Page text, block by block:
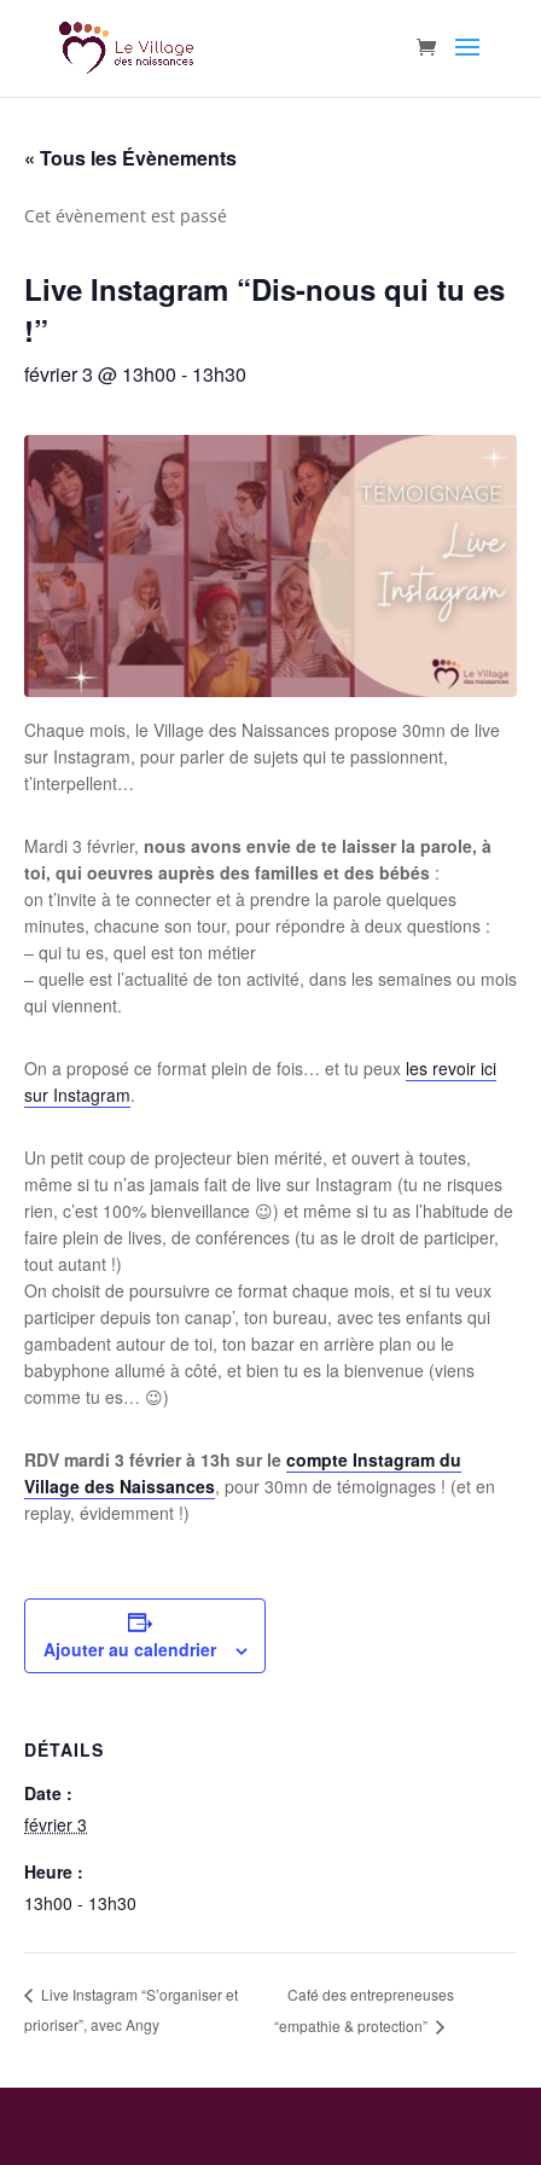
« Tous les Évènements
Cet évènement est passé
Live Instagram “Dis-nous qui tu es
!”
février 3 @ 13h00 - 13h30
Chaque mois, le Village des Naissances propose 30mn de live
sur Instagram, pour parler de sujets qui te passionnent,
t’interpellent…
Mardi 3 février, nous avons envie de te laisser la parole, à
toi, qui oeuvres auprès des familles et des bébés :
on t’invite à te connecter et à prendre la parole quelques
minutes, chacune son tour, pour répondre à deux questions :
– qui tu es, quel est ton métier
– quelle est l’actualité de ton activité, dans les semaines ou mois
qui viennent.
On a proposé ce format plein de fois… et tu peux les revoir ici
sur Instagram.
Un petit coup de projecteur bien mérité, et ouvert à toutes,
même si tu n’as jamais fait de live sur Instagram (tu ne risques
rien, c’est 100% bienveillance 😉) et même si tu as l’habitude de
faire plein de lives, de conférences (tu as le droit de participer,
tout autant !)
On choisit de poursuivre ce format chaque mois, et si tu veux
participer depuis ton canap’, ton bureau, avec tes enfants qui
gambadent autour de toi, ton bazar en arrière plan ou le
babyphone allumé à côté, et bien tu es la bienvenue (viens
comme tu es… 😉)
RDV mardi 3 février à 13h sur le compte Instagram du
Village des Naissances, pour 30mn de témoignages ! (et en
replay, évidemment !)
Ajouter au calendrier
DÉTAILS
Date :
février 3
Heure :
13h00 - 13h30
Live Instagram “S’organiser et
prioriser”, avec Angy
Café des entrepreneuses
“empathie & protection”